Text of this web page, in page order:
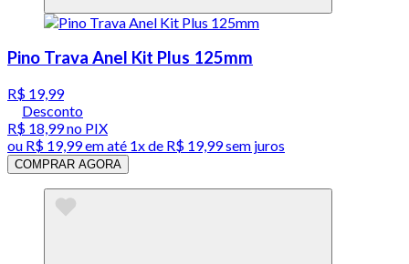
Pino Trava Anel Kit Plus 125mm
R$ 19,99
Desconto
R$ 18,99no PIX
ou R$ 19,99em até 1x de R$ 19,99sem juros
COMPRAR AGORA